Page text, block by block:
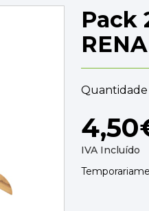
A
FINALIZAR
Pack
RENA
Quantidade
IVA Incluído